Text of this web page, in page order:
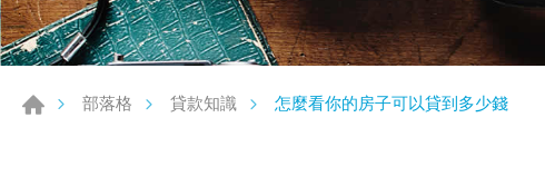
部落格 貸款知識 怎麼看你的房子可以貸到多少錢